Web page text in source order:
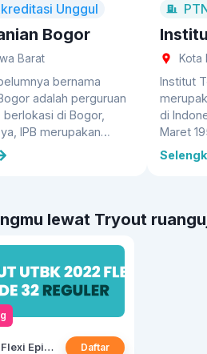
Unggul
Bogor
Barat
bernama
adalah perguruan
di Bogor,
IPB merupakan
Universitas
pada tahun 1963, IPB
dari beberapa
menengah dan tinggi
hewan, yaitu
Middelbare
Nederlandsch
Kota
Institut
di
Maret
dengan
lewat Tryout
Tryout UTBK 2022 Flexi Episode 32 Daftar